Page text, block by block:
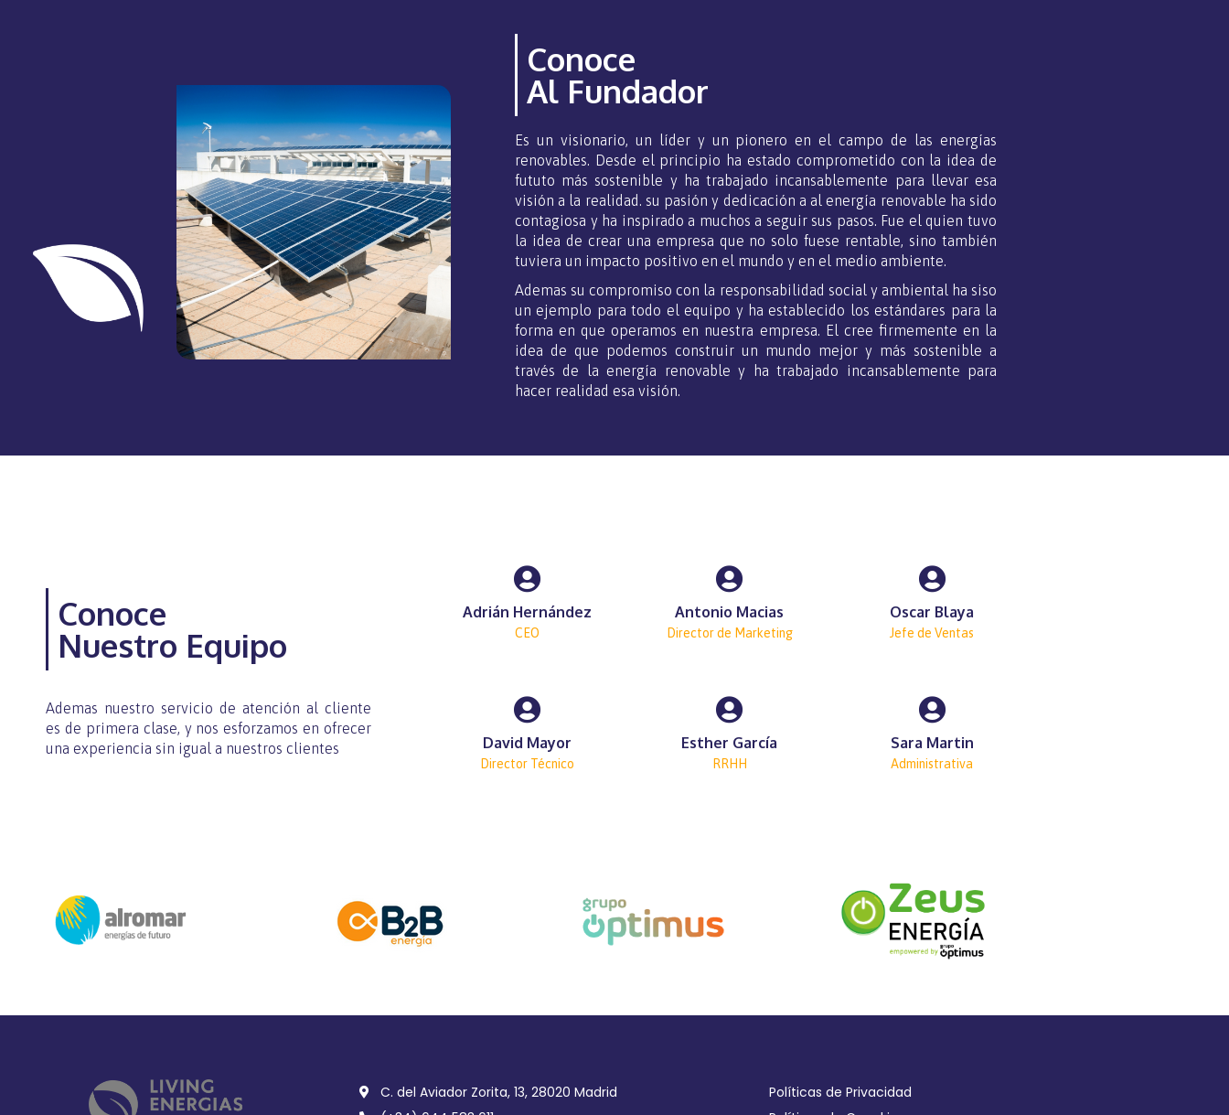
Conoce
Al Fundador
Es un visionario, un líder y un pionero en el campo de las energías
renovables. Desde el principio ha estado comprometido con la idea de
fututo más sostenible y ha trabajado incansablemente para llevar esa
visión a la realidad. su pasión y dedicación a al energía renovable ha sido
contagiosa y ha inspirado a muchos a seguir sus pasos. Fue el quien tuvo
la idea de crear una empresa que no solo fuese rentable, sino también
tuviera un impacto positivo en el mundo y en el medio ambiente.
Ademas su compromiso con la responsabilidad social y ambiental ha siso
un ejemplo para todo el equipo y ha establecido los estándares para la
forma en que operamos en nuestra empresa. El cree firmemente en la
idea de que podemos construir un mundo mejor y más sostenible a
través de la energía renovable y ha trabajado incansablemente para
hacer realidad esa visión.
Conoce
Nuestro Equipo
Ademas nuestro servicio de atención al cliente
es de primera clase, y nos esforzamos en ofrecer
una experiencia sin igual a nuestros clientes
Adrián Hernández
CEO
Antonio Macias
Director de Marketing
Oscar Blaya
Jefe de Ventas
David Mayor
Director Técnico
Esther García
RRHH
Sara Martin
Administrativa
C. del Aviador Zorita, 13, 28020 Madrid
Políticas de Privacidad